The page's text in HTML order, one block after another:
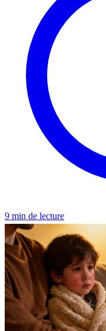
9 min de lecture